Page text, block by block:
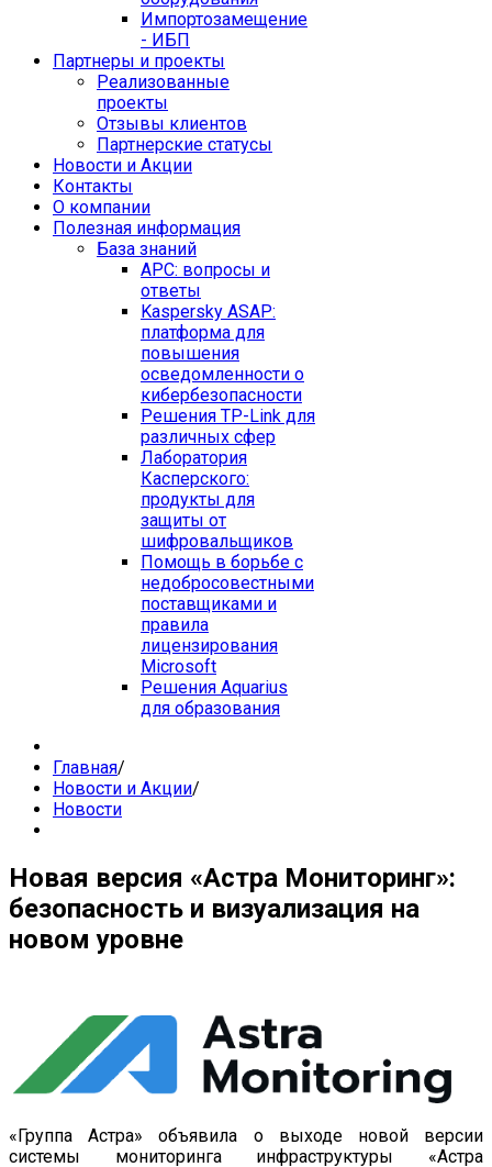
Импортозамещение
- ИБП
Партнеры и проекты
Реализованные
проекты
Отзывы клиентов
Партнерские статусы
Новости и Акции
Контакты
O компании
Полезная информация
База знаний
APC: вопросы и
ответы
Kaspersky ASAP:
платформа для
повышения
осведомленности о
кибербезопасности
Решения TP-Link для
различных сфер
Лаборатория
Касперского:
продукты для
защиты от
шифровальщиков
Помощь в борьбе с
недобросовестными
поставщиками и
правила
лицензирования
Microsoft
Решения Aquarius
для образования
Главная/
Новости и Акции/
Новости
Новая версия «Астра Мониторинг»:
безопасность и визуализация на
новом уровне
«Группа Астра» объявила о выходе новой версии
системы мониторинга инфраструктуры «Астра